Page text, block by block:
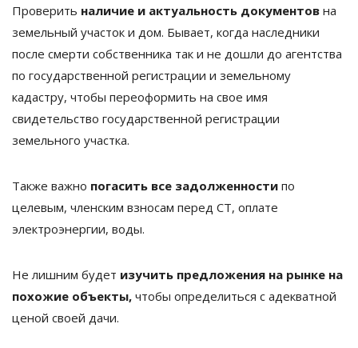
Проверить наличие и актуальность документов на
земельный участок и дом. Бывает, когда наследники
после смерти собственника так и не дошли до агентства
по государственной регистрации и земельному
кадастру, чтобы переоформить на свое имя
свидетельство государственной регистрации
земельного участка.
Также важно погасить все задолженности по
целевым, членским взносам перед СТ, оплате
электроэнергии, воды.
Не лишним будет изучить предложения на рынке на
похожие объекты, чтобы определиться с адекватной
ценой своей дачи.